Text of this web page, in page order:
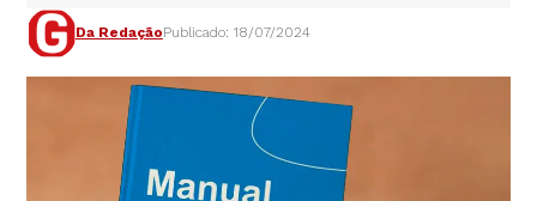
Da RedaçãoPublicado: 18/07/2024